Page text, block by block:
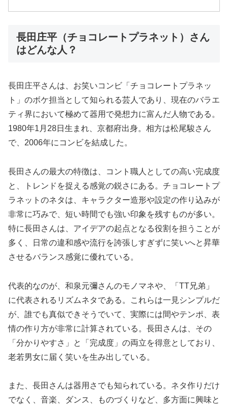
長田庄平（チョコレートプラネット）さん
はどんな人？
長田庄平さんは、お笑いコンビ「チョコレートプラネッ
ト」のボケ担当として知られる芸人であり、現在のバラエ
ティ界において極めて器用で発想力に富んだ人物である。
1980年1月28日生まれ、京都府出身。相方は松尾駿さん
で、2006年にコンビを結成した。
長田さんの最大の特徴は、コント職人としての高い完成度
と、トレンドを捉える感覚の鋭さにある。チョコレートプ
ラネットのネタは、キャラクター造形や設定の作り込みが
非常に巧みで、短い時間でも強い印象を残すものが多い。
特に長田さんは、アイデアの起点となる役割を担うことが
多く、日常の違和感や流行を誇張しすぎずに笑いへと昇華
させるバランス感覚に優れている。
代表的なのが、和泉元彌さんのモノマネや、「TT兄弟」
に代表されるリズムネタである。これらは一見シンプルだ
が、誰でも真似できそうでいて、実際には間やテンポ、表
情の作り方が非常に計算されている。長田さんは、その
「分かりやすさ」と「完成度」の両立を得意としており、
老若男女に届く笑いを生み出している。
また、長田さんは器用さでも知られている。ネタ作りだけ
でなく、音楽、ダンス、ものづくりなど、多方面に興味と